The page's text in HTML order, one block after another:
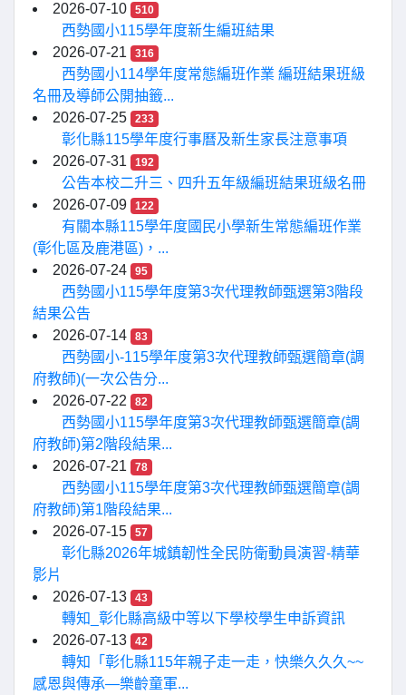
2026-07-10 510
西勢國小115學年度新生編班結果
2026-07-21
316
西勢國小114學年度常態編班作業 編班結果班級
名冊及導師公開抽籤...
2026-07-25
233
彰化縣115學年度行事曆及新生家長注意事項
2026-07-31
192
公告本校二升三、四升五年級編班結果班級名冊
2026-07-09
122
有關本縣115學年度國民小學新生常態編班作業
(彰化區及鹿港區)，...
2026-07-24
95
西勢國小115學年度第3次代理教師甄選第3階段
結果公告
2026-07-14
83
西勢國小-115學年度第3次代理教師甄選簡章(調
府教師)(一次公告分...
2026-07-22
82
西勢國小115學年度第3次代理教師甄選簡章(調
府教師)第2階段結果...
2026-07-21
78
西勢國小115學年度第3次代理教師甄選簡章(調
府教師)第1階段結果...
2026-07-15
57
彰化縣2026年城鎮韌性全民防衛動員演習-精華
影片
2026-07-13
43
轉知_彰化縣高級中等以下學校學生申訴資訊
2026-07-13
42
轉知「彰化縣115年親子走一走，快樂久久久~~
感恩與傳承—樂齡童軍...